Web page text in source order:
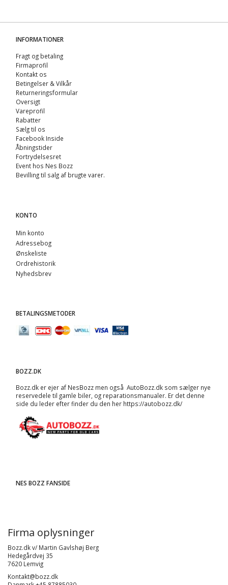
INFORMATIONER
Fragt og betaling
Firmaprofil
Kontakt os
Betingelser & Vilkår
Returneringsformular
Oversigt
Vareprofil
Rabatter
Sælg til os
Facebook Inside
Åbningstider
Fortrydelsesret
Event hos Nes Bozz
Bevilling til salg af brugte varer.
KONTO
Min konto
Adressebog
Ønskeliste
Ordrehistorik
Nyhedsbrev
BETALINGSMETODER
BOZZ.DK
Bozz.dk er ejer af NesBozz men også AutoBozz.dk som sælger nye
reservedele til gamle biler, og reparationsmanualer. Er det denne
side du leder efter finder du den her https://autobozz.dk/
NES BOZZ FANSIDE
Firma oplysninger
Bozz.dk v/ Martin Gavlshøj Berg
Hedegårdvej 35
7620 Lemvig
Kontakt@bozz.dk